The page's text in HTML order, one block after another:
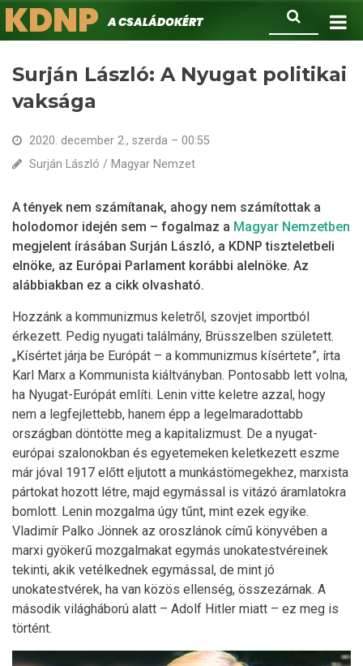
Ugrás
a
Keresés
KDNPA családokért.
Surján László: A Nyugat politikai
vaksága
2020. december 2., szerda – 00:55
Surján László / Magyar Nemzet
A tények nem számítanak, ahogy nem számítottak a
holodomor idején sem – fogalmaz a Magyar Nemzetben
megjelent írásában Surján László, a KDNP tiszteletbeli
elnöke, az Európai Parlament korábbi alelnöke. Az
alábbiakban ez a cikk olvasható.
Hozzánk a kommunizmus keletről, szovjet importból
érkezett. Pedig nyugati találmány, Brüsszelben született.
„Kísértet járja be Európát – a kommunizmus kísértete”, írta
Karl Marx a Kommunista kiáltványban. Pontosabb lett volna,
ha Nyugat-Európát említi. Lenin vitte keletre azzal, hogy
nem a legfejlettebb, hanem épp a legelmaradottabb
országban döntötte meg a kapitalizmust. De a nyugat-
európai szalonokban és egyetemeken keletkezett eszme
már jóval 1917 előtt eljutott a munkástömegekhez, marxista
pártokat hozott létre, majd egymással is vitázó áramlatokra
bomlott. Lenin mozgalma úgy tűnt, mint ezek egyike.
Vladimír Palko Jönnek az oroszlánok című könyvében a
marxi gyökerű mozgalmakat egymás unokatestvéreinek
tekinti, akik vetélkednek egymással, de mint jó
unokatestvérek, ha van közös ellenség, összezárnak. A
második világháború alatt – Adolf Hitler miatt – ez meg is
történt.